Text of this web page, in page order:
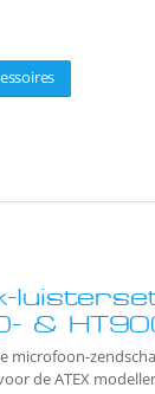
&
de ATEX